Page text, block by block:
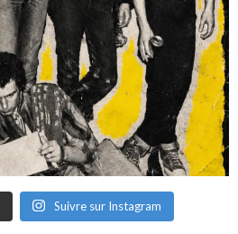
Suivre sur Instagram